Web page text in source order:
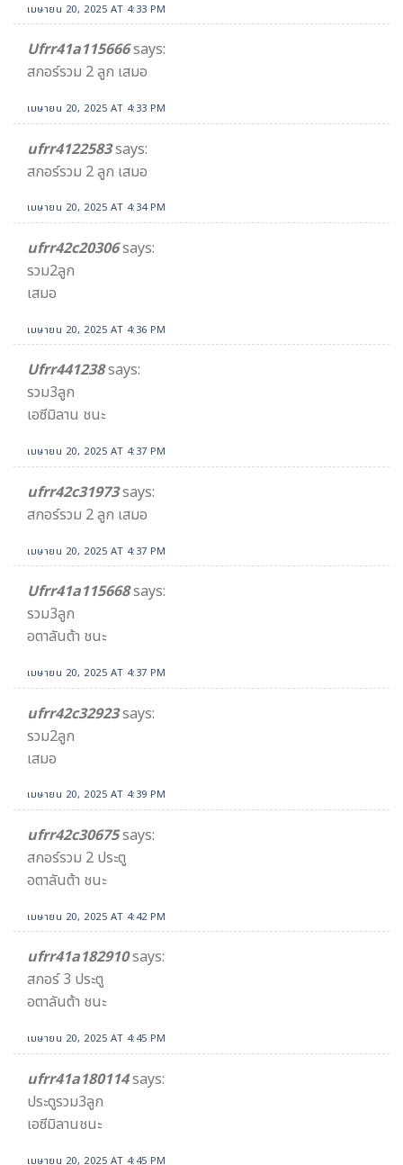
เมษายน 20, 2025 AT 4:33 PM
Ufrr41a115666says:
สกอร์รวม 2 ลูก เสมอ
เมษายน 20, 2025 AT 4:33 PM
ufrr4122583says:
สกอร์รวม 2 ลูก เสมอ
เมษายน 20, 2025 AT 4:34 PM
ufrr42c20306says:
รวม2ลูก
เสมอ
เมษายน 20, 2025 AT 4:36 PM
Ufrr441238says:
รวม3ลูก
เอซีมิลาน ชนะ
เมษายน 20, 2025 AT 4:37 PM
ufrr42c31973says:
สกอร์รวม 2 ลูก เสมอ
เมษายน 20, 2025 AT 4:37 PM
Ufrr41a115668says:
รวม3ลูก
อตาลันต้า ชนะ
เมษายน 20, 2025 AT 4:37 PM
ufrr42c32923says:
รวม2ลูก
เสมอ
เมษายน 20, 2025 AT 4:39 PM
ufrr42c30675says:
สกอร์รวม 2 ประตู
อตาลันต้า ชนะ
เมษายน 20, 2025 AT 4:42 PM
ufrr41a182910says:
สกอร์ 3 ประตู
อตาลันต้า ชนะ
เมษายน 20, 2025 AT 4:45 PM
ufrr41a180114says:
ประตูรวม3ลูก
เอซีมิลานชนะ
เมษายน 20, 2025 AT 4:45 PM